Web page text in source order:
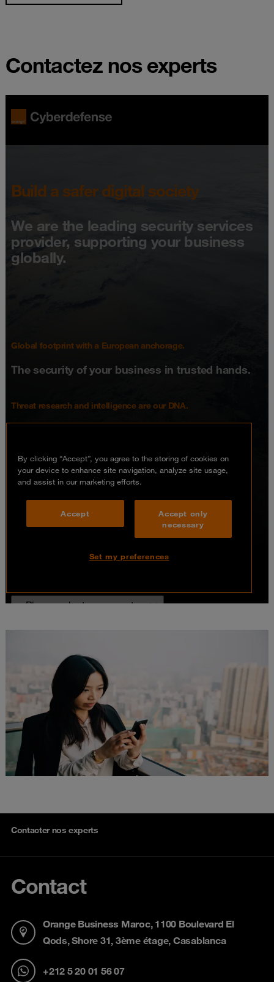
Contactez nos experts
Contacter nos experts
Contact
Orange Business Maroc, 1100 Boulevard El
Qods, Shore 31, 3ème étage, Casablanca
+212 5 20 01 56 07